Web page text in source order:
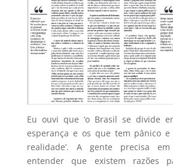
Eu ouvi que ‘o Brasil se divide
esperança e os que tem pânico
realidade’. A gente precisa
entender que existem razões